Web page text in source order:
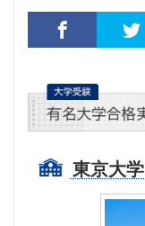
東京大学